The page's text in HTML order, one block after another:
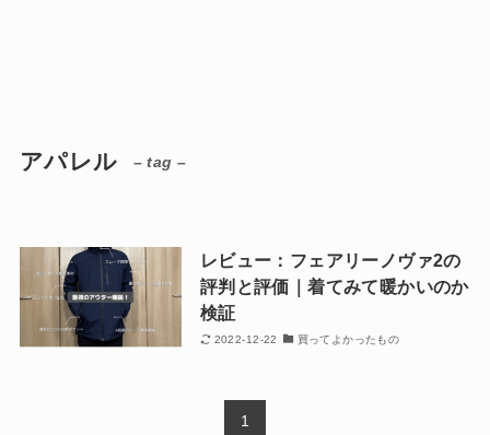
アパレル – tag –
レビュー：フェアリーノヴァ2の
評判と評価｜着てみて暖かいのか
検証
2022-12-22 買ってよかったもの
1